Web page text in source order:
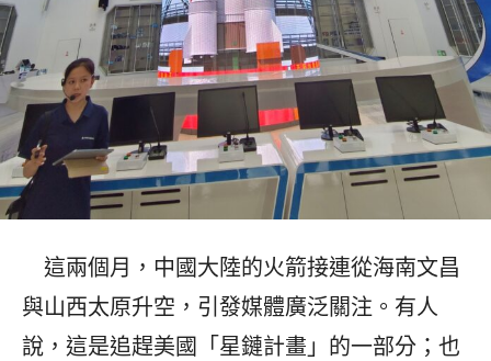
這兩個月，中國大陸的火箭接連從海南文昌
與山西太原升空，引發媒體廣泛關注。有人
說，這是追趕美國「星鏈計畫」的一部分；也